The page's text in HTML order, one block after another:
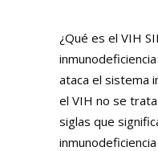
¿Qué es el VIH
ataca el sistema
el VIH no se
siglas que
inmunodeficiencia